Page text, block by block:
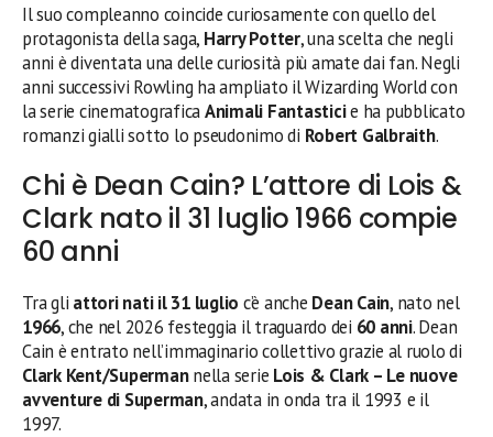
Il suo compleanno coincide curiosamente con quello del
protagonista della saga, Harry Potter, una scelta che negli
anni è diventata una delle curiosità più amate dai fan. Negli
anni successivi Rowling ha ampliato il Wizarding World con
la serie cinematograficaAnimali Fantasticie ha pubblicato
romanzi gialli sotto lo pseudonimo di Robert Galbraith.
Chi è Dean Cain? L’attore di Lois &
Clark nato il 31 luglio 1966 compie
60 anni
Tra gli attori nati il 31 luglio c’è anche Dean Cain, nato nel
1966, che nel 2026 festeggia il traguardo dei 60 anni. Dean
Cain è entrato nell’immaginario collettivo grazie al ruolo di
Clark Kent/Supermannella serie Lois & Clark – Le nuove
avventure di Superman, andata in onda tra il 1993 e il
1997.